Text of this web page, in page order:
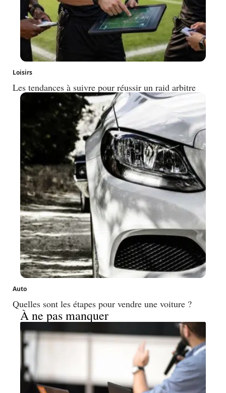
Loisirs
Les tendances à suivre pour réussir un raid arbitre
Auto
Quelles sont les étapes pour vendre une voiture ?
À ne pas manquer